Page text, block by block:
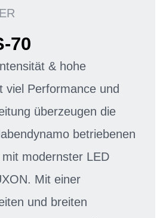
70
& hohe
viel Performance und
überzeugen die
betriebenen
modernster LED
Mit einer
und breiten